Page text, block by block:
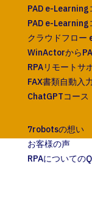
PAD e-Learning
PAD e-Learning
クラウドフロー
WinActorから
RPAリモートサ
FAX書類自動入
ChatGPTコース
7robotsの想い
お客様の声
RPAについての